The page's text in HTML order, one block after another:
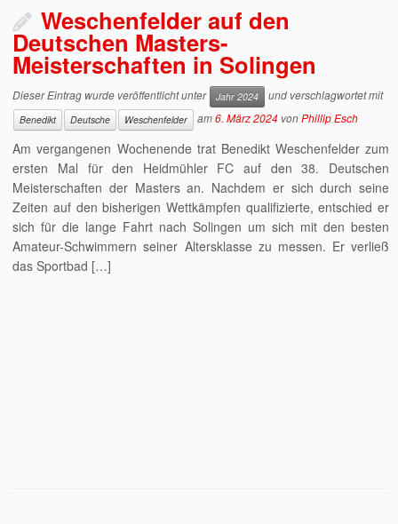
Weschenfelder auf den
Deutschen Masters-
Meisterschaften in Solingen
Dieser Eintrag wurde veröffentlicht unter Jahr 2024 und verschlagwortet mit
Benedikt Deutsche Weschenfelder am6. März 2024 vonPhillip Esch
Am vergangenen Wochenende trat Benedikt Weschenfelder zum
ersten Mal für den Heidmühler FC auf den 38. Deutschen
Meisterschaften der Masters an. Nachdem er sich durch seine
Zeiten auf den bisherigen Wettkämpfen qualifizierte, entschied er
sich für die lange Fahrt nach Solingen um sich mit den besten
Amateur-Schwimmern seiner Altersklasse zu messen. Er verließ
das Sportbad […]